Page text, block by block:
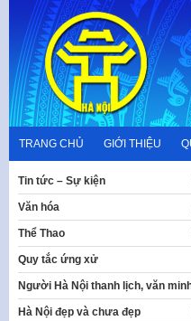
content
TRANG CHỦ GIỚI THIỆU
Tin tức – Sự kiện
Văn hóa
Thể Thao
Quy tắc ứng xử
Người Hà Nội thanh lịch, văn
Hà Nội đẹp và chưa đẹp